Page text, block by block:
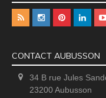
CONTACT AUBUSSON
34 B rue Jules
23200 Aubusson